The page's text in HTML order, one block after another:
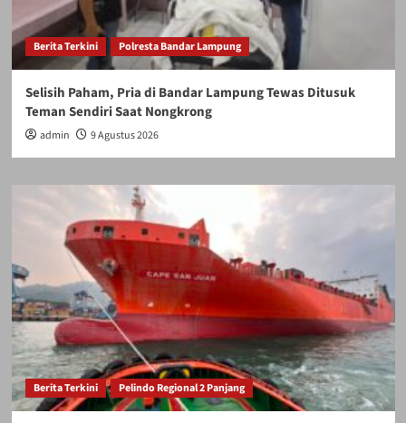
Berita Terkini Polresta Bandar Lampung
Selisih Paham, Pria di Bandar Lampung Tewas Ditusuk
Teman Sendiri Saat Nongkrong
admin 9 Agustus 2026
Berita Terkini Pelindo Regional 2 Panjang